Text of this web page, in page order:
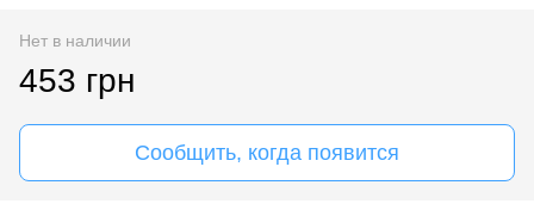
Нет в наличии
453 грн
Сообщить, когда появится